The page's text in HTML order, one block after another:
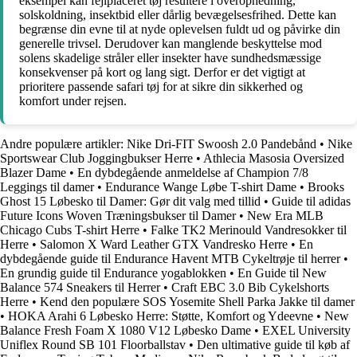
solskoldning, insektbid eller dårlig bevægelsesfrihed. Dette kan
begrænse din evne til at nyde oplevelsen fuldt ud og påvirke din
generelle trivsel. Derudover kan manglende beskyttelse mod
solens skadelige stråler eller insekter have sundhedsmæssige
konsekvenser på kort og lang sigt. Derfor er det vigtigt at
prioritere passende safari tøj for at sikre din sikkerhed og
komfort under rejsen.
Andre populære artikler: Nike Dri-FIT Swoosh 2.0 Pandebånd • Nike
Sportswear Club Joggingbukser Herre • Athlecia Masosia Oversized
Blazer Dame • En dybdegående anmeldelse af Champion 7/8
Leggings til damer• Endurance Wange Løbe T-shirt Dame • Brooks
Ghost 15 Løbesko til Damer: Gør dit valg med tillid • Guide til adidas
Future Icons Woven Træningsbukser til Damer• New Era MLB
Chicago Cubs T-shirt Herre • Falke TK2 Merinould Vandresokker til
Herre • Salomon X Ward Leather GTX Vandresko Herre • En
dybdegående guide til Endurance Havent MTB Cykeltrøje til herrer•
En grundig guide til Endurance yogablokken • En Guide til New
Balance 574 Sneakers til Herrer• Craft EBC 3.0 Bib Cykelshorts
Herre • Kend den populære SOS Yosemite Shell Parka Jakke til damer
• HOKA Arahi 6 Løbesko Herre: Støtte, Komfort og Ydeevne • New
Balance Fresh Foam X 1080 V12 Løbesko Dame • EXEL University
Uniflex Round SB 101 Floorballstav • Den ultimative guide til køb af